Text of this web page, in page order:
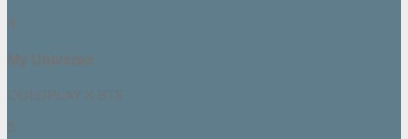
4
My Universe
COLDPLAY X BTS
5